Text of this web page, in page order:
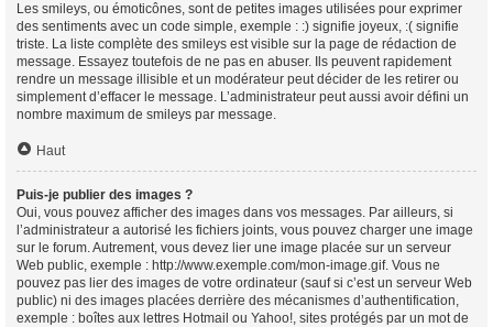
Les smileys, ou émoticônes, sont de petites images utilisées pour exprimer
des sentiments avec un code simple, exemple : :) signifie joyeux, :( signifie
triste. La liste complète des smileys est visible sur la page de rédaction de
message. Essayez toutefois de ne pas en abuser. Ils peuvent rapidement
rendre un message illisible et un modérateur peut décider de les retirer ou
simplement d’effacer le message. L’administrateur peut aussi avoir défini un
nombre maximum de smileys par message.
Haut
Puis-je publier des images ?
Oui, vous pouvez afficher des images dans vos messages. Par ailleurs, si
l’administrateur a autorisé les fichiers joints, vous pouvez charger une image
sur le forum. Autrement, vous devez lier une image placée sur un serveur
Web public, exemple : http://www.exemple.com/mon-image.gif. Vous ne
pouvez pas lier des images de votre ordinateur (sauf si c’est un serveur Web
public) ni des images placées derrière des mécanismes d’authentification,
exemple : boîtes aux lettres Hotmail ou Yahoo!, sites protégés par un mot de